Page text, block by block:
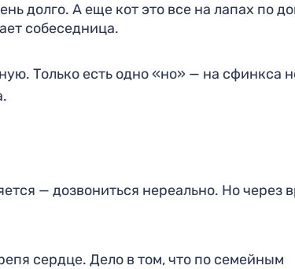
долго. А еще кот это все на лапах по
собеседница.
Только есть одно «но» — на сфинкса
— дозвониться нереально. Но через
сердце. Дело в том, что по семейным